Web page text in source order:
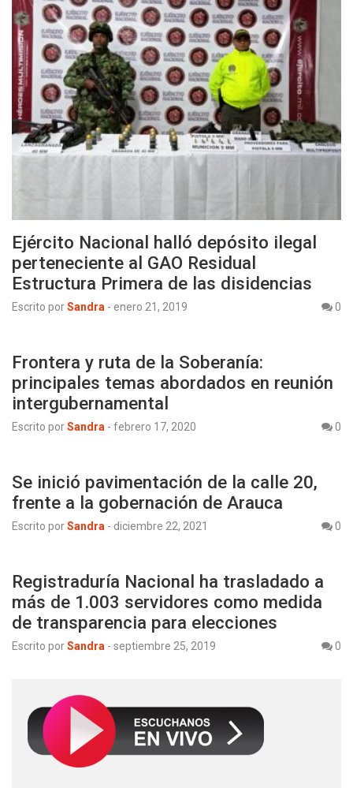
Ejército Nacional halló depósito ilegal
perteneciente al GAO Residual
Estructura Primera de las disidencias
Escrito porSandra - enero 21, 2019 0
Frontera y ruta de la Soberanía:
principales temas abordados en reunión
intergubernamental
Escrito porSandra - febrero 17, 2020 0
Se inició pavimentación de la calle 20,
frente a la gobernación de Arauca
Escrito porSandra - diciembre 22, 2021 0
Registraduría Nacional ha trasladado a
más de 1.003 servidores como medida
de transparencia para elecciones
Escrito porSandra - septiembre 25, 2019 0